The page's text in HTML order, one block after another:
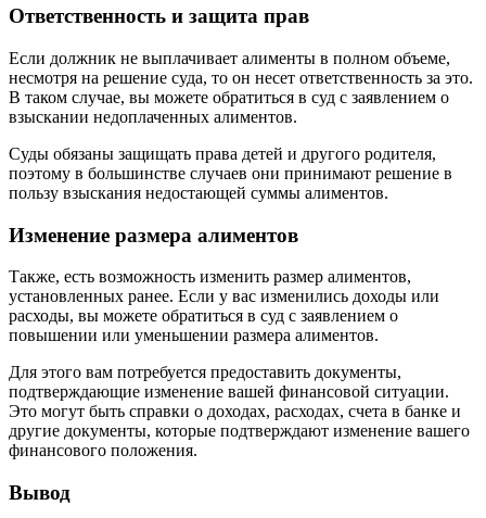
Ответственность и защита прав
Если должник не выплачивает алименты в полном объеме,
несмотря на решение суда, то он несет ответственность за это.
В таком случае, вы можете обратиться в суд с заявлением о
взыскании недоплаченных алиментов.
Суды обязаны защищать права детей и другого родителя,
поэтому в большинстве случаев они принимают решение в
пользу взыскания недостающей суммы алиментов.
Изменение размера алиментов
Также, есть возможность изменить размер алиментов,
установленных ранее. Если у вас изменились доходы или
расходы, вы можете обратиться в суд с заявлением о
повышении или уменьшении размера алиментов.
Для этого вам потребуется предоставить документы,
подтверждающие изменение вашей финансовой ситуации.
Это могут быть справки о доходах, расходах, счета в банке и
другие документы, которые подтверждают изменение вашего
финансового положения.
Вывод